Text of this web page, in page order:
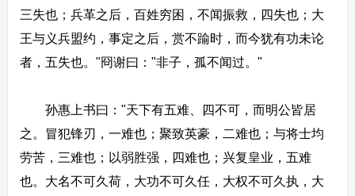
三失也；兵革之后，百姓穷困，不闻振救，四失也；大
王与义兵盟约，事定之后，赏不踰时，而今犹有功未论
者，五失也。"冏谢曰："非子，孤不闻过。"
孙惠上书曰："天下有五难、四不可，而明公皆居
之。冒犯锋刃，一难也；聚致英豪，二难也；与将士均
劳苦，三难也；以弱胜强，四难也；兴复皇业，五难
也。大名不可久荷，大功不可久任，大权不可久执，大